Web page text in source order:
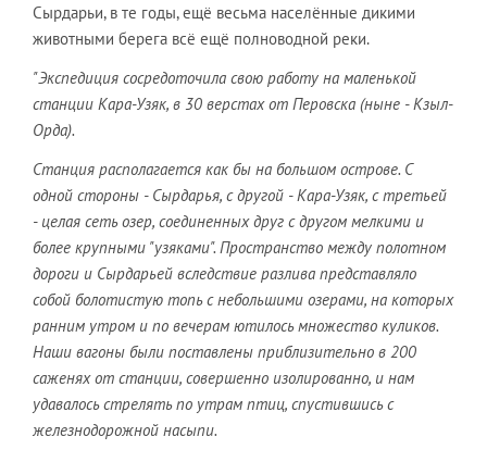
Сырдарьи, в те годы, ещё весьма населённые дикими
животными берега всё ещё полноводной реки.
"Экспедиция сосредоточила свою работу на маленькой
станции Кара-Узяк, в 30 верстах от Перовска (ныне - Кзыл-
Орда).
Станция располагается как бы на большом острове. С
одной стороны - Сырдарья, с другой - Кара-Узяк, с третьей
- целая сеть озер, соединенных друг с другом мелкими и
более крупными "узяками". Пространство между полотном
дороги и Сырдарьей вследствие разлива представляло
собой болотистую топь с небольшими озерами, на которых
ранним утром и по вечерам ютилось множество куликов.
Наши вагоны были поставлены приблизительно в 200
саженях от станции, совершенно изолированно, и нам
удавалось стрелять по утрам птиц, спустившись с
железнодорожной насыпи.